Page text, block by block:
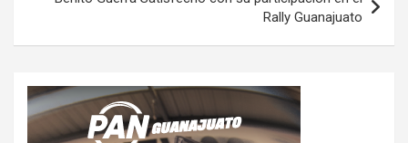
Rally Guanajuato